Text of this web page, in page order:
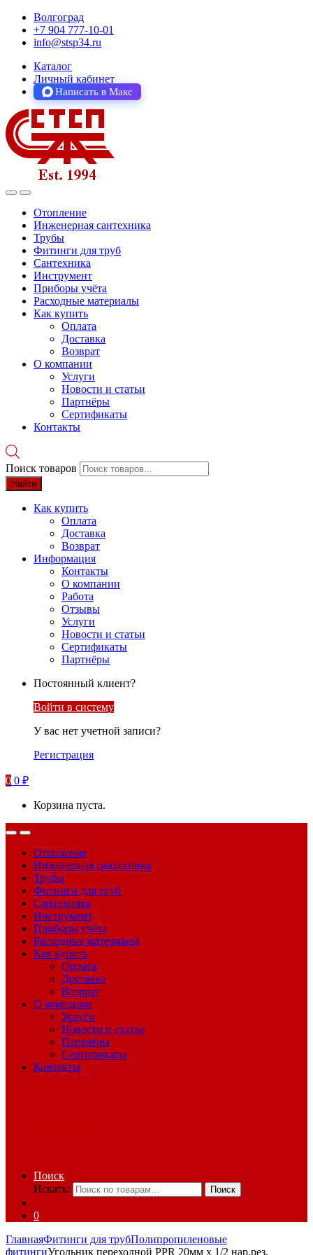
Волгоград
+7 904 777-10-01
info@stsp34.ru
Каталог
Личный кабинет
Написать в Макс
Отопление
Инженерная сантехника
Трубы
Фитинги для труб
Сантехника
Инструмент
Приборы учёта
Расходные материалы
Как купить
Оплата
Доставка
Возврат
О компании
Услуги
Новости и статьи
Партнёры
Сертификаты
Контакты
Поиск товаров
Найти
Как купить
Оплата
Доставка
Возврат
Информация
Контакты
О компании
Работа
Отзывы
Услуги
Новости и статьи
Сертификаты
Партнёры
Постоянный клиент?
Войти в систему
У вас нет учетной записи?
Регистрация
0 0 ₽
Корзина пуста.
Отопление
Инженерная сантехника
Трубы
Фитинги для труб
Сантехника
Инструмент
Приборы учёта
Расходные материалы
Как купить
Оплата
Доставка
Возврат
О компании
Услуги
Новости и статьи
Партнёры
Сертификаты
Контакты
Поиск
Искать:
Поиск
0
ГлавнаяФитинги для трубПолипропиленовые
фитингиУгольник переходной PPR 20мм х 1/2 нар.рез.